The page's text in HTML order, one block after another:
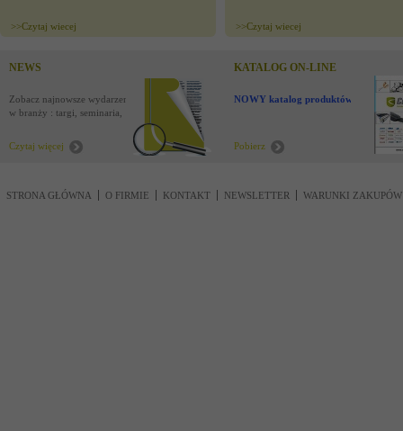
>>Czytaj wiecej >>Czytaj wiecej
NEWS
Zobacz najnowsze wydarzenia
w branży : targi, seminaria,
Czytaj więcej
KATALOG ON-LINE
NOWY katalog produktów !
Pobierz
STRONA GŁÓWNA O FIRMIE KONTAKT NEWSLETTER WARUNKI ZAKUPÓW